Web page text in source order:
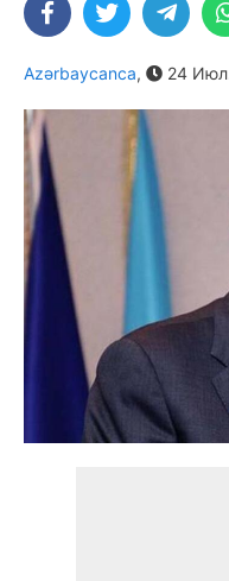
Azərbaycanca, 24